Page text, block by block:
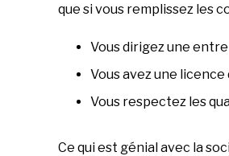
que si vous remplissez les
Vous dirigez une
Vous avez une licence
Vous respectez les
Ce qui est génial avec la